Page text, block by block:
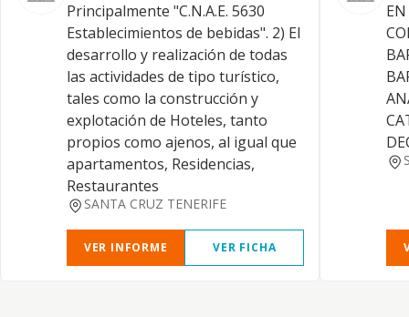
Principalmente "C.N.A.E. 5630
Establecimientos de bebidas". 2) El
desarrollo y realización de todas
las actividades de tipo turístico,
tales como la construcción y
explotación de Hoteles, tanto
propios como ajenos, al igual que
apartamentos, Residencias,
Restaurantes
SANTA CRUZ TENERIFE
VER INFORME VER FICHA